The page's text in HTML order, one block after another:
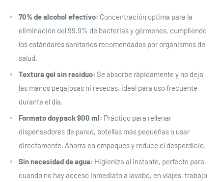
70% de alcohol efectivo: Concentración óptima para la
eliminación del 99.9% de bacterias y gérmenes, cumpliendo
los estándares sanitarios recomendados por organismos de
salud.
Textura gel sin residuo: Se absorbe rápidamente y no deja
las manos pegajosas ni resecas, ideal para uso frecuente
durante el día.
Formato doypack 900 ml: Práctico para rellenar
dispensadores de pared, botellas más pequeñas o usar
directamente. Ahorra en empaques y reduce el desperdicio.
Sin necesidad de agua: Higieniza al instante, perfecto para
cuando no hay acceso inmediato a lavabo, en viajes, trabajo